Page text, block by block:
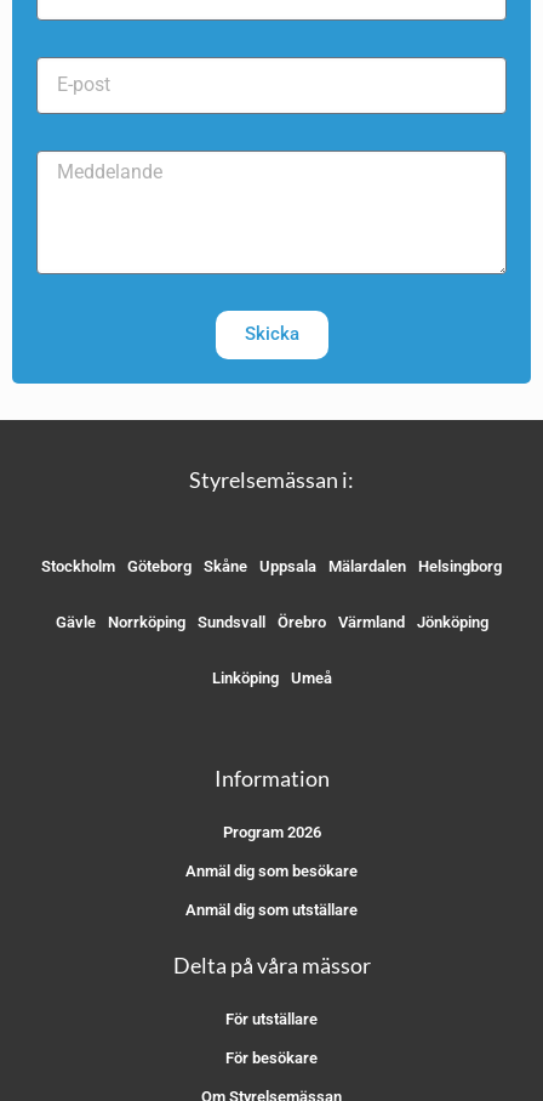
Skicka
Styrelsemässan i:
Stockholm Göteborg Skåne Uppsala Mälardalen Helsingborg
Gävle Norrköping Sundsvall Örebro Värmland Jönköping
Linköping Umeå
Information
Program 2026
Anmäl dig som besökare
Anmäl dig som utställare
Delta på våra mässor
För utställare
För besökare
Om Styrelsemässan